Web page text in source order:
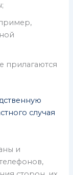
прилагаются
случая
и